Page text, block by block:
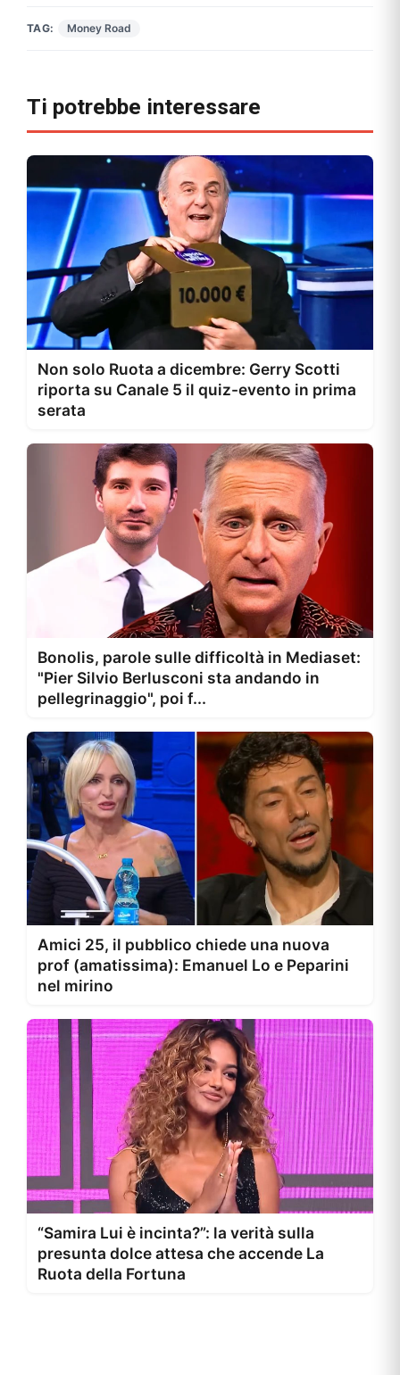
TAG: Money Road
Ti potrebbe interessare
Non solo Ruota a dicembre: Gerry Scotti
riporta su Canale 5 il quiz-evento in prima
serata
Bonolis, parole sulle difficoltà in Mediaset:
"Pier Silvio Berlusconi sta andando in
pellegrinaggio", poi f...
Amici 25, il pubblico chiede una nuova
prof (amatissima): Emanuel Lo e Peparini
nel mirino
“Samira Lui è incinta?”: la verità sulla
presunta dolce attesa che accende La
Ruota della Fortuna